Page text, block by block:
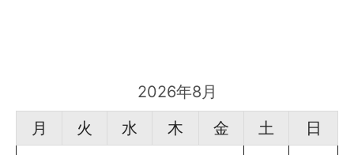
2026年8月
月
火 水 木 金 土
日